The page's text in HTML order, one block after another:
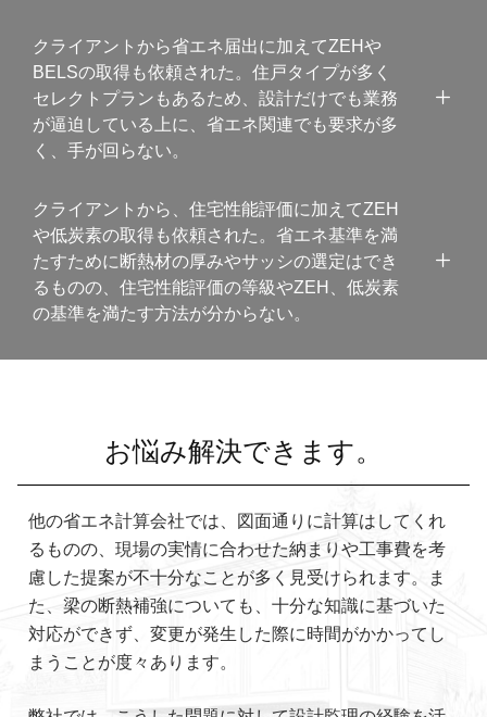
クライアントから省エネ届出に加えてZEHや
BELSの取得も依頼された。住戸タイプが多く
セレクトプランもあるため、設計だけでも業務
が逼迫している上に、省エネ関連でも要求が多
く、手が回らない。
クライアントから、住宅性能評価に加えてZEH
や低炭素の取得も依頼された。省エネ基準を満
たすために断熱材の厚みやサッシの選定はでき
るものの、住宅性能評価の等級やZEH、低炭素
の基準を満たす方法が分からない。
お悩み解決できます。
他の省エネ計算会社では、図面通りに計算はしてくれ
るものの、現場の実情に合わせた納まりや工事費を考
慮した提案が不十分なことが多く見受けられます。ま
た、梁の断熱補強についても、十分な知識に基づいた
対応ができず、変更が発生した際に時間がかかってし
まうことが度々あります。